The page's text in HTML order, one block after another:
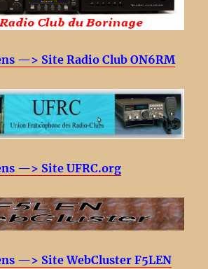
—> Site Radio Club ON6RM
—> Site UFRC.org
—> Site WebCluster F5LEN